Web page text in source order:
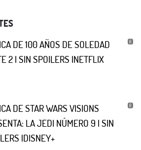
DE 100 AÑOS DE SOLEDAD
2 | SIN SPOILERS |NETFLIX
DE STAR WARS VISIONS
LA JEDI NÚMERO 9 | SIN
|DISNEY+